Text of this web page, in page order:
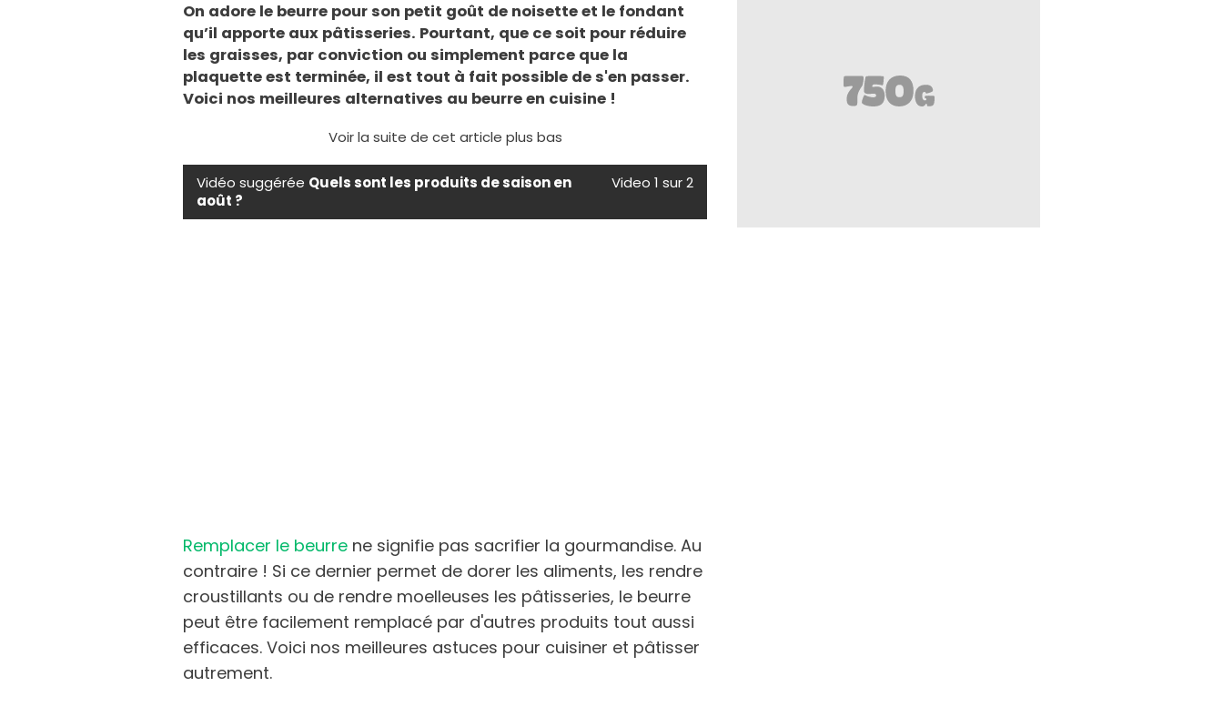
On adore le beurre pour son petit goût de noisette et le fondant
qu’il apporte aux pâtisseries. Pourtant, que ce soit pour réduire
les graisses, par conviction ou simplement parce que la
plaquette est terminée, il est tout à fait possible de s'en passer.
Voici nos meilleures alternatives au beurre en cuisine !
Voir la suite de cet article plus bas
Vidéo suggérée Quels sont les produits de saison en
août ?
Video 1 sur 2
Remplacer le beurre ne signifie pas sacrifier la gourmandise. Au
contraire ! Si ce dernier permet de dorer les aliments, les rendre
croustillants ou de rendre moelleuses les pâtisseries, le beurre
peut être facilement remplacé par d'autres produits tout aussi
efficaces. Voici nos meilleures astuces pour cuisiner et pâtisser
autrement.